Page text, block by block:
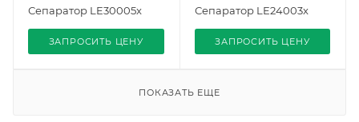
Сепаратор LE30005x
ЗАПРОСИТЬ ЦЕНУ
Сепаратор LE24003x
ЗАПРОСИТЬ ЦЕНУ
ПОКАЗАТЬ ЕЩЕ